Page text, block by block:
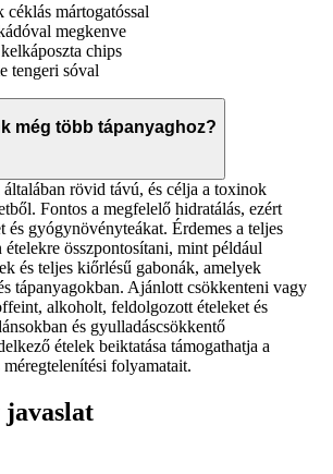
céklás mártogatóssal
megkenve
chips
tengeri sóval
még több tápanyaghoz?
rövid távú, és célja a toxinok
Fontos a megfelelő hidratálás, ezért
és gyógynövényteákat. Érdemes a teljes
összpontosítani, mint például
és teljes kiőrlésű gabonák, amelyek
tápanyagokban. Ajánlott csökkenteni vagy
alkoholt, feldolgozott ételeket és
és gyulladáscsökkentő
ételek beiktatása támogathatja a
méregtelenítési folyamatait.
javaslat